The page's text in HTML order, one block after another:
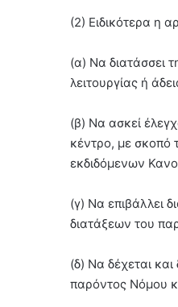
(2) Ειδικότερα η
(α) Να διατάσσει
λειτουργίας ή
(β) Να ασκεί
κέντρο, με σκοπό
εκδιδόμενων
(γ) Να επιβάλλει
διατάξεων του
(δ) Να δέχεται
παρόντος Νόμου